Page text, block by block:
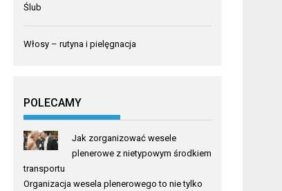
Ślub
Włosy – rutyna i pielęgnacja
POLECAMY
Jak zorganizować wesele
plenerowe z nietypowym środkiem
transportu
Organizacja wesela plenerowego to nie tylko